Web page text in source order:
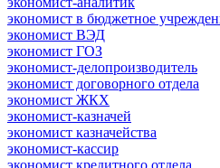
экономист в бюджетное
экономист ВЭД
экономист ГОЗ
экономист-делопроизводитель
экономист договорного отдела
экономист ЖКХ
экономист-казначей
экономист казначейства
экономист-кассир
экономист кредитного отдела